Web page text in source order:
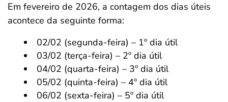
Em fevereiro de 2026, a contagem dos dias úteis
acontece da seguinte forma:
02/02 (segunda-feira) – 1º dia útil
03/02 (terça-feira) – 2º dia útil
04/02 (quarta-feira) – 3º dia útil
05/02 (quinta-feira) – 4º dia útil
06/02 (sexta-feira) – 5º dia útil